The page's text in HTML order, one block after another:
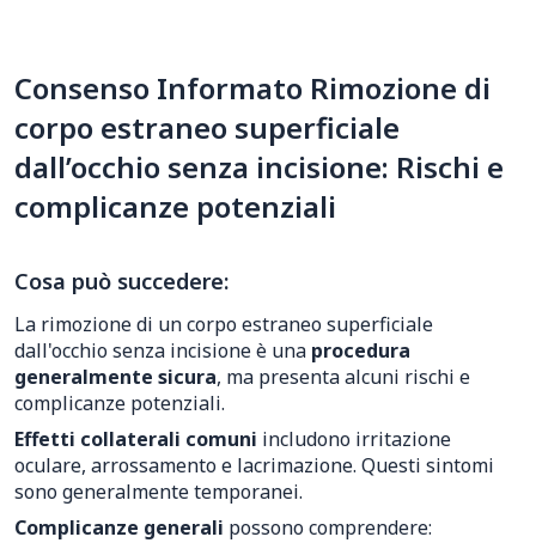
Consenso Informato Rimozione di
corpo estraneo superficiale
dall’occhio senza incisione: Rischi e
complicanze potenziali
Cosa può succedere:
La rimozione di un corpo estraneo superficiale
dall'occhio senza incisione è una procedura
generalmente sicura, ma presenta alcuni rischi e
complicanze potenziali.
Effetti collaterali comuni includono irritazione
oculare, arrossamento e lacrimazione. Questi sintomi
sono generalmente temporanei.
Complicanze generali possono comprendere: